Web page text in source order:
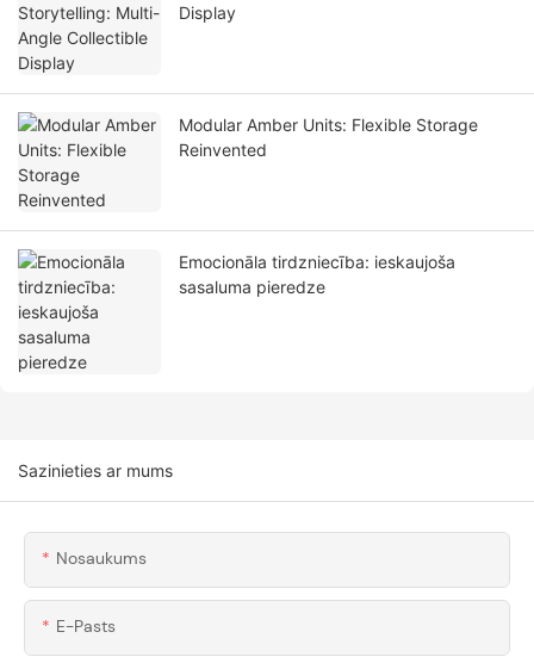
Display
Modular Amber Units: Flexible Storage
Reinvented
Emocionāla tirdzniecība: ieskaujoša
sasaluma pieredze
Sazinieties ar mums
Nosaukums
E-Pasts